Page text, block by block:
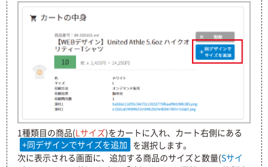
1種類目の商品(Lサイズ)をカートに入れ、カート右側にある
+同デザインでサイズを追加 を選択します。
次に表示される画面に、追加する商品のサイズと数量(Sサイ